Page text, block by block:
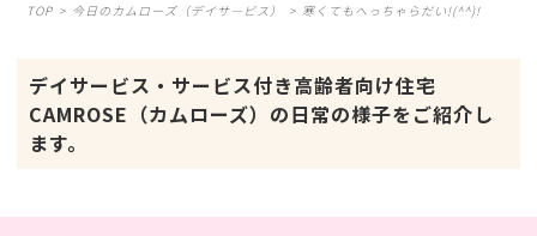
TOP > 今日のカムローズ（デイサ―ビス） > 寒くてもへっちゃらだい!(^^)!
デイサービス・サービス付き高齢者向け住宅
CAMROSE（カムローズ）の日常の様子をご紹介し
ます。